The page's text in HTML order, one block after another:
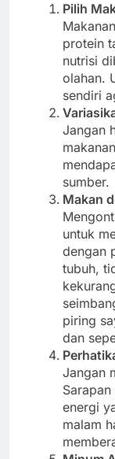
Pilih
protein
nutrisi
olahan.
sendiri
Jangan
sumber.
Makan
untuk
dengan
tubuh,
piring
dan
Jangan
energi
malam